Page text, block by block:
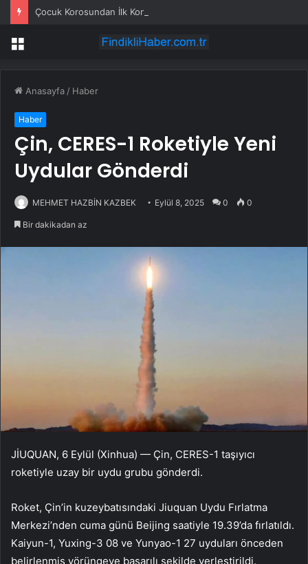
Çocuk Korosundan İlk Konser
Menü
Anasayfa / Haber
Haber
Çin, CERES-1 Roketiyle Yeni
Uydular Gönderdi
MEHMET HAZBİN KAZBEK Eylül 8, 2025 0 0
Bir dakikadan az
JİUQUAN, 6 Eylül (Xinhua) — Çin, CERES-1 taşıyıcı
roketiyle uzay bir uydu grubu gönderdi.
Roket, Çin’in kuzeybatısındaki Jiuquan Uydu Fırlatma
Merkezi’nden cuma günü Beijing saatiyle 19.39’da fırlatıldı.
Kaiyun-1, Yuxing-3 08 ve Yunyao-1 27 uyduları önceden
belirlenmiş yörüngeye başarılı şekilde yerleştirildi.